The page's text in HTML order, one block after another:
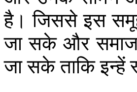
है। जिससे इस
जा सके और
जा सके ताकि इन्हें